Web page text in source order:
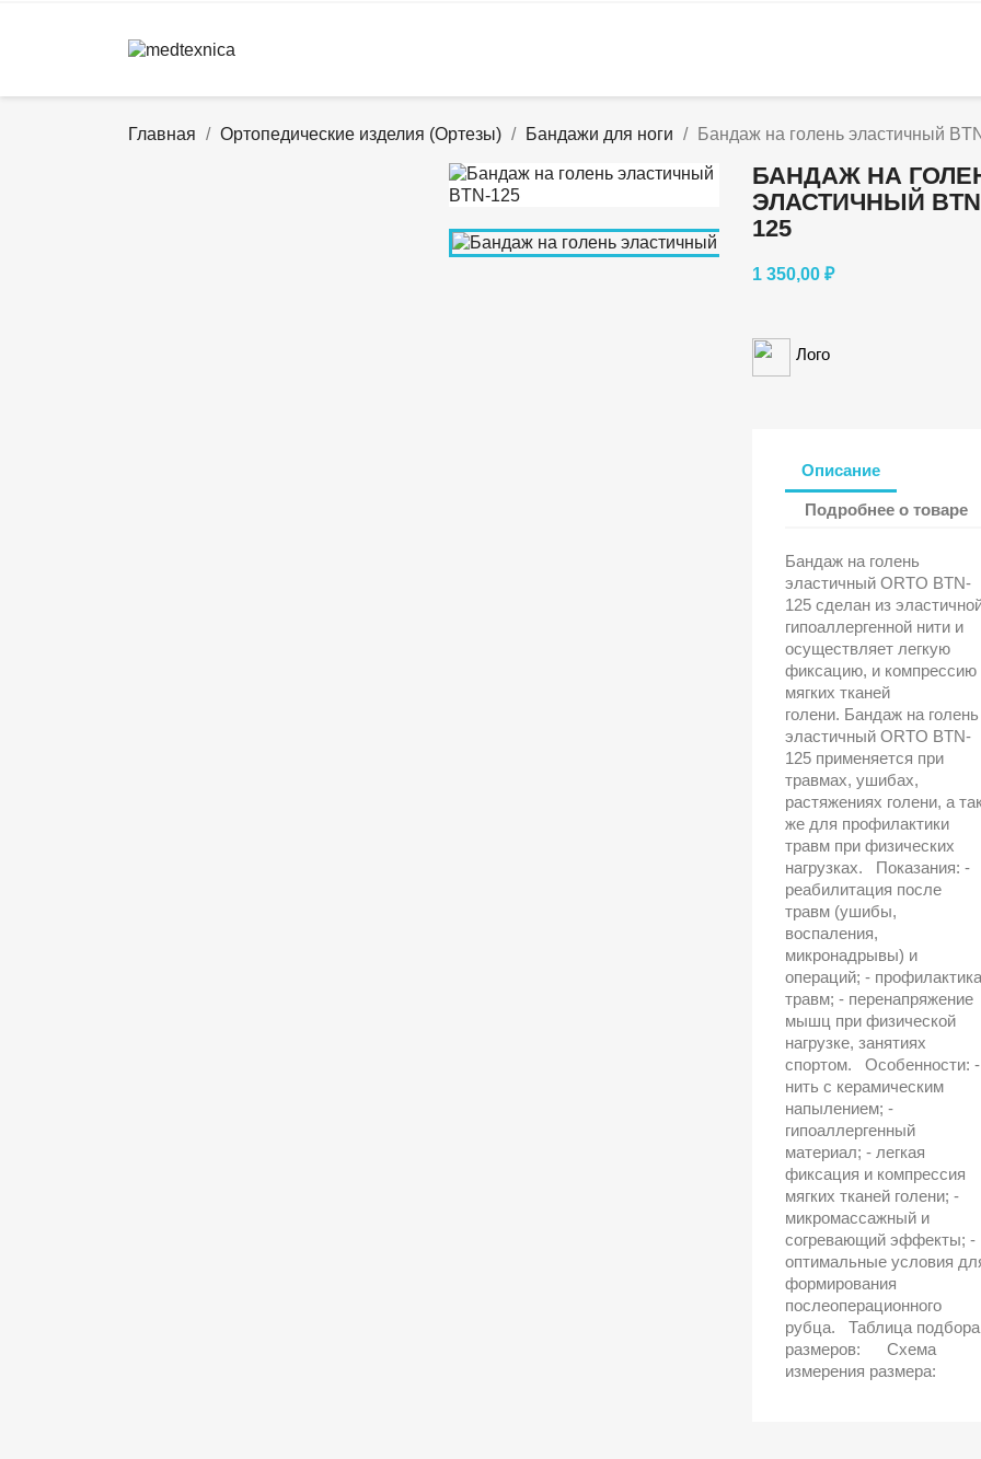
Главная Ортопедические изделия (Ортезы) Бандажи для ноги Бандаж на голень эластичный
БАНДАЖ НА
ЭЛАСТИЧНЫЙ
125
1 350,00 ₽
Лого
Описание
Подробнее о товаре
Бандаж на голень
эластичный ORTO BTN-
125 сделан из
гипоаллергенной нити и
осуществляет легкую
фиксацию, и компрессию
мягких тканей
голени. Бандаж на голень
эластичный ORTO BTN-
125 применяется при
травмах, ушибах,
растяжениях голени, а
же для профилактики
травм при физических
нагрузках. Показания: -
реабилитация после
травм (ушибы,
воспаления,
микронадрывы) и
операций; - профилактика
травм; - перенапряжение
мышц при физической
нагрузке, занятиях
спортом. Особенности: -
нить с керамическим
напылением; -
гипоаллергенный
материал; - легкая
фиксация и компрессия
мягких тканей голени; -
микромассажный и
согревающий эффекты; -
оптимальные условия
формирования
послеоперационного
рубца. Таблица подбора
размеров: Схема
измерения размера: